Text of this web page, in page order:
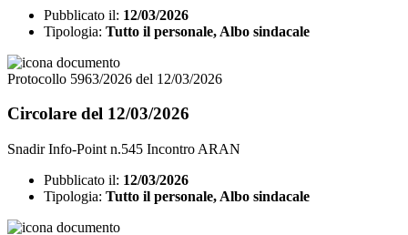
Pubblicato il: 12/03/2026
Tipologia: Tutto il personale, Albo sindacale
Protocollo 5963/2026 del 12/03/2026
Circolare del 12/03/2026
Snadir Info-Point n.545 Incontro ARAN
Pubblicato il: 12/03/2026
Tipologia: Tutto il personale, Albo sindacale